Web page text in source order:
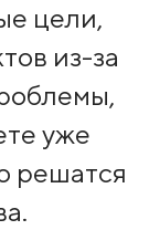
цели,
из-за
уже
решатся